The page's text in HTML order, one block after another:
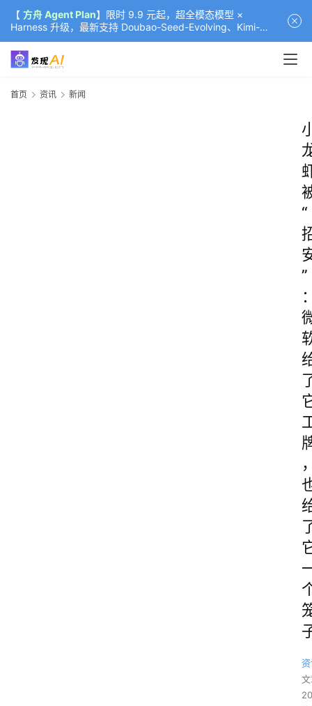
【 方舟 Agent Plan】限时 9.9 元起，超全模态模型 ×
Harness 升级，最新支持 Doubao-Seed-Evolving、Kimi-
K3（部分）、GLM-5.2
首页 资讯 新闻
“
”